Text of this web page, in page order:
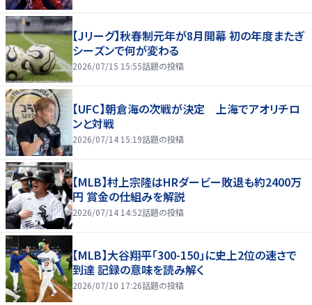
【Jリーグ】秋春制元年が8月開幕 初の年度またぎ
シーズンで何が変わる
2026/07/15 15:55話題の投稿
【UFC】朝倉海の次戦が決定 上海でアオリチロ
ンと対戦
2026/07/14 15:19話題の投稿
【MLB】村上宗隆はHRダービー敗退も約2400万
円 賞金の仕組みを解説
2026/07/14 14:52話題の投稿
【MLB】大谷翔平「300-150」に史上2位の速さで
到達 記録の意味を読み解く
2026/07/10 17:26話題の投稿